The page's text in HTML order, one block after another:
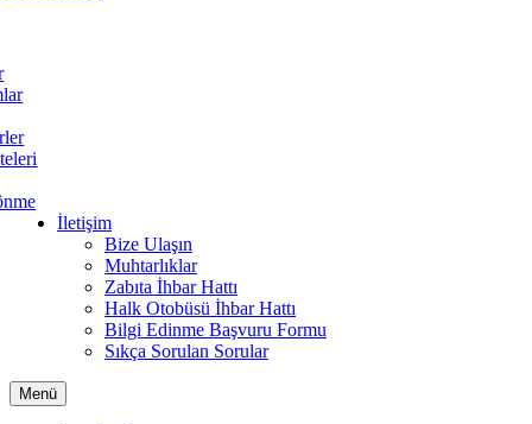
İletişim
Bize Ulaşın
Muhtarlıklar
Zabıta İhbar Hattı
Halk Otobüsü İhbar Hattı
Bilgi Edinme Başvuru Formu
Sıkça Sorulan Sorular
Menü